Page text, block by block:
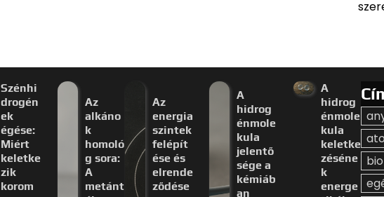
Szénhi
drogén
ek
égése:
Miért
keletke
zik
korom
Az
alkáno
k
homoló
g sora:
A
metánt
Az
energia
szintek
felépít
ése és
elrende
ződése
A
hidrog
énmole
kula
jelentő
sége a
kémiáb
an
A
hidrog
énmole
kula
keletke
zéséne
k
energe